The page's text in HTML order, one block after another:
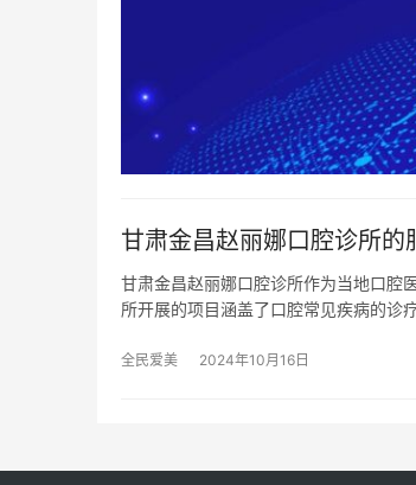
甘肃金昌赵丽娜口腔诊所的
甘肃金昌赵丽娜口腔诊所作为当地口腔
所开展的项目涵盖了口腔常见疾病的诊
全民爱美 2024年10月16日